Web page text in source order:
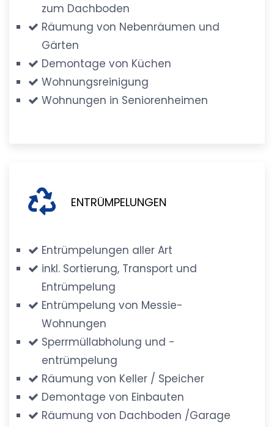
zum Dachboden
Räumung von Nebenräumen und
Gärten
Demontage von Küchen
Wohnungsreinigung
Wohnungen in Seniorenheimen
ENTRÜMPELUNGEN
Entrümpelungen aller Art
inkl. Sortierung, Transport und
Entrümpelung
Entrümpelung von Messie-
Wohnungen
Sperrmüllabholung und -
entrümpelung
Räumung von Keller / Speicher
Demontage von Einbauten
Räumung von Dachboden /Garage